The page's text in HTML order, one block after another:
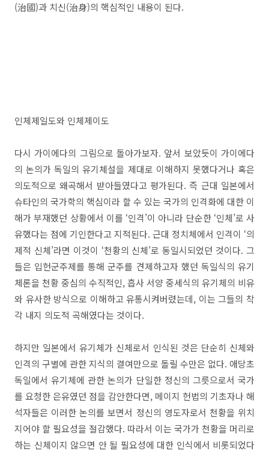
(治國)과 치신(治身)의 핵심적인 내용이 된다.
인체제일도와 인체제이도
다시 가이에다의 그림으로 돌아가보자. 앞서 보았듯이 가이에다
의 논의가 독일의 유기체설을 제대로 이해하지 못했다거나 혹은
의도적으로 왜곡해서 받아들였다고 평가된다. 즉 근대 일본에서
슈타인의 국가학의 핵심이라 할 수 있는 국가의 인격화에 대한 이
해가 부재했던 상황에서 이를 ‘인격’이 아니라 단순한 ‘인체’로 사
유했다는 점에 기인한다고 지적된다. 근대 정치체에서 인격이 ‘의
제적 신체’라면 이것이 ‘천황의 신체’로 동일시되었던 것이다. 그
들은 입헌군주제를 통해 군주를 견제하고자 했던 독일식의 유기
체론을 천황 중심의 수직적인, 흡사 서양 중세식의 유기체의 비유
와 유사한 방식으로 이해하고 유통시켜버렸는데, 이는 그들의 착
각 내지 의도적 곡해였다는 것이다.
하지만 일본에서 유기체가 신체로서 인식된 것은 단순히 신체와
인격의 구별에 관한 지식의 결여만으로 돌릴 수만은 없다. 애당초
독일에서 유기체에 관한 논의가 단일한 정신의 그릇으로서 국가
를 요청한 은유였던 점을 감안한다면, 메이지 헌법의 기초자나 해
석자들은 이러한 논의를 보면서 정신의 영도자로서 천황을 위치
지어야 할 필요성을 절감했다. 따라서 이는 국가가 천황을 머리로
하는 신체이지 않으면 안 될 필요성에 대한 인식에서 비롯되었다